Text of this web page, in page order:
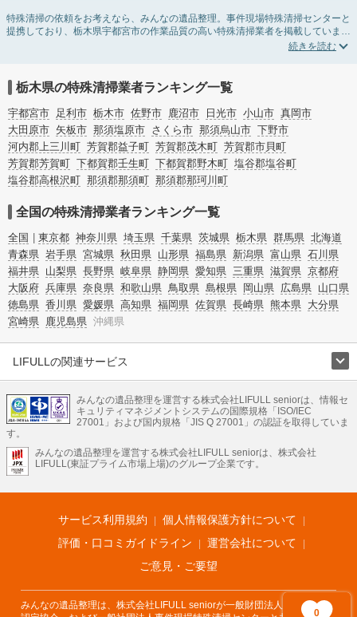
0
特殊清掃の依頼をお考えなら、みんなの遺品整理。事件現場特殊清掃センターと
提携しており、栃木県宇都宮市の作業品質の高い特殊清掃業者を掲載していま
す。孤独死・孤立死に伴う不用品の処分・回収・引き取りから、事件・事故・自
リフォームによる原状回復・オゾン脱臭機による腐敗臭などの臭いの脱臭・消臭
サービスなど絞り込み条件を利用し検索してみましょう。
また故人のご遺族だけでなく不動産管理会社様やオーナー様(賃貸家主様)、行政
のご担当者様でも相談できます。
栃木県の特殊清掃業者ランキング一覧
宇都宮市 足利市 栃木市 佐野市 鹿沼市 日光市 小山市 真岡市
大田原市 矢板市 那須塩原市 さくら市 那須烏山市 下野市
河内郡上三川町 芳賀郡益子町 芳賀郡茂木町 芳賀郡市貝町
芳賀郡芳賀町 下都賀郡壬生町 下都賀郡野木町 塩谷郡塩谷町
塩谷郡高根沢町 那須郡那須町 那須郡那珂川町
全国の特殊清掃業者ランキング一覧
全国 東京都 神奈川県 埼玉県 千葉県 茨城県 栃木県 群馬県 北海道
青森県 岩手県 宮城県 秋田県 山形県 福島県 新潟県 富山県 石川県
福井県 山梨県 長野県 岐阜県 静岡県 愛知県 三重県 滋賀県 京都府
大阪府 兵庫県 奈良県 和歌山県 鳥取県 島根県 岡山県 広島県 山口県
徳島県 香川県 愛媛県 高知県 福岡県 佐賀県 長崎県 熊本県 大分県
宮崎県 鹿児島県 沖縄県
LIFULLの関連サービス
不動産・住宅
引越し 老人ホーム 地方創生 ママの就労支援
不動産クラウドファンディング 遺品整理 老後の暮らし情報
LIFULL HOME'Sのサービス
不動産・住宅
不動産査定 マンション専門売却査定 不動産投資 アドバイザー
不動産アーカイブ
空き家バンク 家賃相場 不動産会社
まちむすび
不動産用語集 住まいのお役立ち情報
LIFULL HOME'S PRESS
アプリ 不動産データ 不動産転職
みんなの遺品整理を運営する株式会社LIFULL seniorは、情報セ
キュリティマネジメントシステムの国際規格「ISO/IEC
27001」および国内規格「JIS Q 27001」の認証を取得していま
す。
みんなの遺品整理を運営する株式会社LIFULL seniorは、株式会社
LIFULL(東証プライム市場上場)のグループ企業です。
サービス利用規約
個人情報保護方針について
評価・口コミガイドライン
運営会社について
ご意見・ご要望
みんなの遺品整理は、株式会社LIFULL seniorが一般財団法人遺品整理士